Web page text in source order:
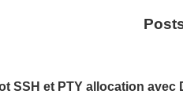
SSH et PTY allocation avec